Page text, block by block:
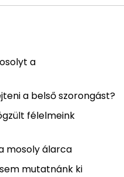
a
a belső szorongást?
félelmeink
mosoly álarca
mutatnánk ki